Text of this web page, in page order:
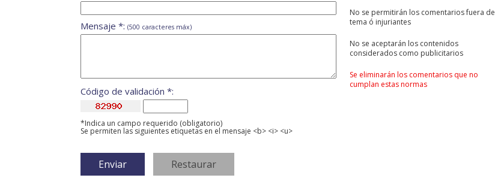
No se permitirán los comentarios fuera de
tema ó injuriantes
No se aceptarán los contenidos
considerados como publicitarios
Se eliminarán los comentarios que no
cumplan estas normas
Mensaje *: (500 caracteres máx)
Código de validación *:
*Indica un campo requerido (obligatorio)
Se permiten las siguientes etiquetas en el mensaje <b> <i> <u>